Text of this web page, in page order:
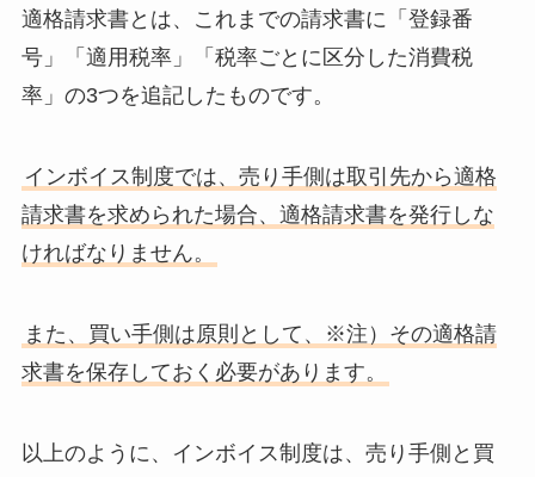
適格請求書とは、これまでの請求書に「登録番
号」「適用税率」「税率ごとに区分した消費税
率」の3つを追記したものです。
インボイス制度では、売り手側は取引先から適格
請求書を求められた場合、適格請求書を発行しな
ければなりません。
また、買い手側は原則として、※注）その適格請
求書を保存しておく必要があります。
以上のように、インボイス制度は、売り手側と買